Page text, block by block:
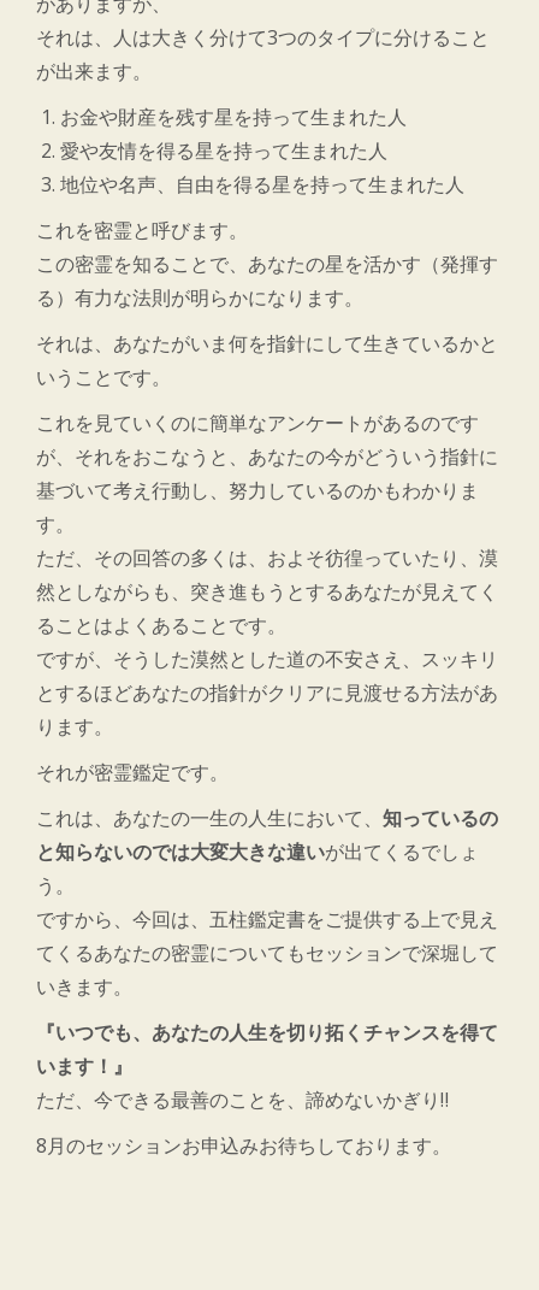
それは、人は大きく分けて3つのタイプに分けること
が出来ます。
お金や財産を残す星を持って生まれた人
愛や友情を得る星を持って生まれた人
地位や名声、自由を得る星を持って生まれた人
これを密霊と呼びます。
この密霊を知ることで、あなたの星を活かす（発揮す
る）有力な法則が明らかになります。
それは、あなたがいま何を指針にして生きているかと
いうことです。
これを見ていくのに簡単なアンケートがあるのです
が、それをおこなうと、あなたの今がどういう指針に
基づいて考え行動し、努力しているのかもわかりま
す。
ただ、その回答の多くは、およそ彷徨っていたり、漠
然としながらも、突き進もうとするあなたが見えてく
ることはよくあることです。
ですが、そうした漠然とした道の不安さえ、スッキリ
とするほどあなたの指針がクリアに見渡せる方法があ
ります。
それが密霊鑑定です。
これは、あなたの一生の人生において、 知っているの
と知らないのでは大変大きな違いが出てくるでしょ
う。
ですから、今回は、五柱鑑定書をご提供する上で見え
てくるあなたの密霊についてもセッションで深堀して
いきます。
『いつでも、あなたの人生を切り拓くチャンスを得て
います！』
ただ、今できる最善のことを、諦めないかぎり‼
8月のセッションお申込みお待ちしております。